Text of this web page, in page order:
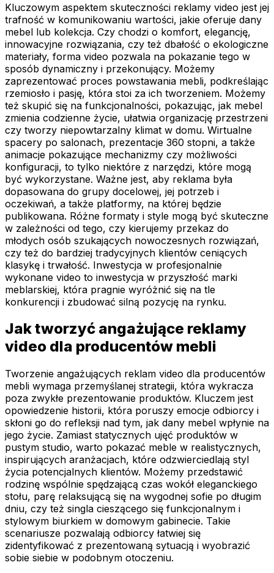
Kluczowym aspektem skuteczności reklamy video jest jej
trafność w komunikowaniu wartości, jakie oferuje dany
mebel lub kolekcja. Czy chodzi o komfort, elegancję,
innowacyjne rozwiązania, czy też dbałość o ekologiczne
materiały, forma video pozwala na pokazanie tego w
sposób dynamiczny i przekonujący. Możemy
zaprezentować proces powstawania mebli, podkreślając
rzemiosło i pasję, która stoi za ich tworzeniem. Możemy
też skupić się na funkcjonalności, pokazując, jak mebel
zmienia codzienne życie, ułatwia organizację przestrzeni
czy tworzy niepowtarzalny klimat w domu. Wirtualne
spacery po salonach, prezentacje 360 stopni, a także
animacje pokazujące mechanizmy czy możliwości
konfiguracji, to tylko niektóre z narzędzi, które mogą
być wykorzystane. Ważne jest, aby reklama była
dopasowana do grupy docelowej, jej potrzeb i
oczekiwań, a także platformy, na której będzie
publikowana. Różne formaty i style mogą być skuteczne
w zależności od tego, czy kierujemy przekaz do
młodych osób szukających nowoczesnych rozwiązań,
czy też do bardziej tradycyjnych klientów ceniących
klasykę i trwałość. Inwestycja w profesjonalnie
wykonane video to inwestycja w przyszłość marki
meblarskiej, która pragnie wyróżnić się na tle
konkurencji i zbudować silną pozycję na rynku.
Jak tworzyć angażujące reklamy
video dla producentów mebli
Tworzenie angażujących reklam video dla producentów
mebli wymaga przemyślanej strategii, która wykracza
poza zwykłe prezentowanie produktów. Kluczem jest
opowiedzenie historii, która poruszy emocje odbiorcy i
skłoni go do refleksji nad tym, jak dany mebel wpłynie na
jego życie. Zamiast statycznych ujęć produktów w
pustym studio, warto pokazać meble w realistycznych,
inspirujących aranżacjach, które odzwierciedlają styl
życia potencjalnych klientów. Możemy przedstawić
rodzinę wspólnie spędzającą czas wokół eleganckiego
stołu, parę relaksującą się na wygodnej sofie po długim
dniu, czy też singla cieszącego się funkcjonalnym i
stylowym biurkiem w domowym gabinecie. Takie
scenariusze pozwalają odbiorcy łatwiej się
zidentyfikować z prezentowaną sytuacją i wyobrazić
sobie siebie w podobnym otoczeniu.